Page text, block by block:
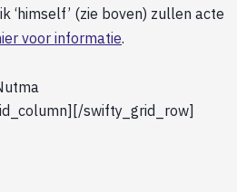
‘himself’ (zie boven) zullen acte
voor informatie.
swifty_grid_row]